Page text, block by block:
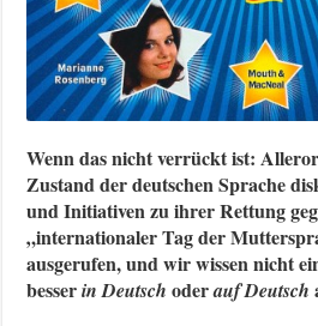
Wenn das nicht verrückt ist:
Zustand der deutschen Sprache
und Initiativen zu ihrer Rettung
„internationaler Tag der
ausgerufen, und wir wissen nicht
besserin Deutsch oderauf Deutsch